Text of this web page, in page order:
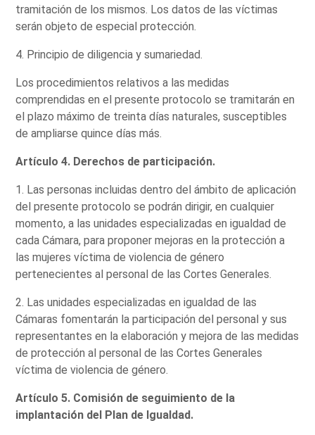
tramitación de los mismos. Los datos de las víctimas
serán objeto de especial protección.
4. Principio de diligencia y sumariedad.
Los procedimientos relativos a las medidas
comprendidas en el presente protocolo se tramitarán en
el plazo máximo de treinta días naturales, susceptibles
de ampliarse quince días más.
Artículo 4. Derechos de participación.
1. Las personas incluidas dentro del ámbito de aplicación
del presente protocolo se podrán dirigir, en cualquier
momento, a las unidades especializadas en igualdad de
cada Cámara, para proponer mejoras en la protección a
las mujeres víctima de violencia de género
pertenecientes al personal de las Cortes Generales.
2. Las unidades especializadas en igualdad de las
Cámaras fomentarán la participación del personal y sus
representantes en la elaboración y mejora de las medidas
de protección al personal de las Cortes Generales
víctima de violencia de género.
Artículo 5. Comisión de seguimiento de la
implantación del Plan de Igualdad.